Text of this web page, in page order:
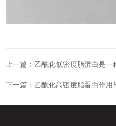
上一篇： 乙酰化低密度脂蛋白是一
下一篇： 乙酰化高密度脂蛋白作用